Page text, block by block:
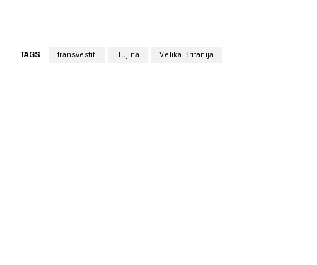
TAGS transvestiti Tujina Velika Britanija